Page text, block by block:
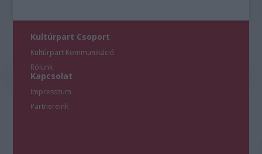
Kultúrpart Csoport
Kultúrpart Kommunikáció
Rólunk
Kapcsolat
Impresszum
Partnereink